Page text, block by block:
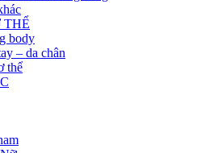
THỂ
body
– da chân
thể